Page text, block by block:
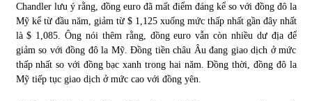
S&P Ratings cập nhật xếp hạng tín nhiệm của
Vietcombank và Eximbank
31/05/2022
Chứng khoán ngày 30/5/2022: Top 10 cổ phiếu nổi bật
Chandler lưu ý rằng, đồng euro đã mất điểm đáng kể so với đồng đô la
Mỹ kể từ đầu năm, giảm từ $ 1,125 xuống mức thấp nhất gần đây nhất
là $ 1,085. Ông nói thêm rằng, đồng euro vẫn còn nhiều dư địa để
giảm so với đồng đô la Mỹ. Đồng tiền châu Âu đang giao dịch ở mức
thấp nhất so với đồng bạc xanh trong hai năm. Đồng thời, đồng đô la
Mỹ tiếp tục giao dịch ở mức cao với đồng yên.